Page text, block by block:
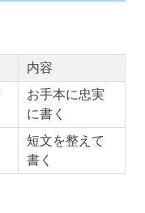
内容
お手本に忠実
に書く
短文を整えて
書く